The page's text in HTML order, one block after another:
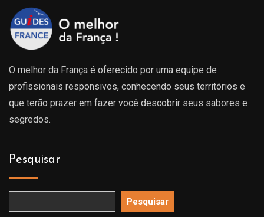
O melhor da França é oferecido por uma equipe de
profissionais responsivos, conhecendo seus territórios e
que terão prazer em fazer você descobrir seus sabores e
segredos.
Pesquisar
Pesquisar